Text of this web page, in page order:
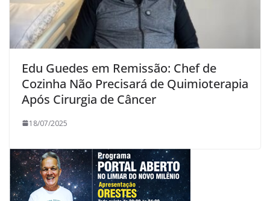
Edu Guedes em Remissão: Chef de
Cozinha Não Precisará de Quimioterapia
Após Cirurgia de Câncer
18/07/2025